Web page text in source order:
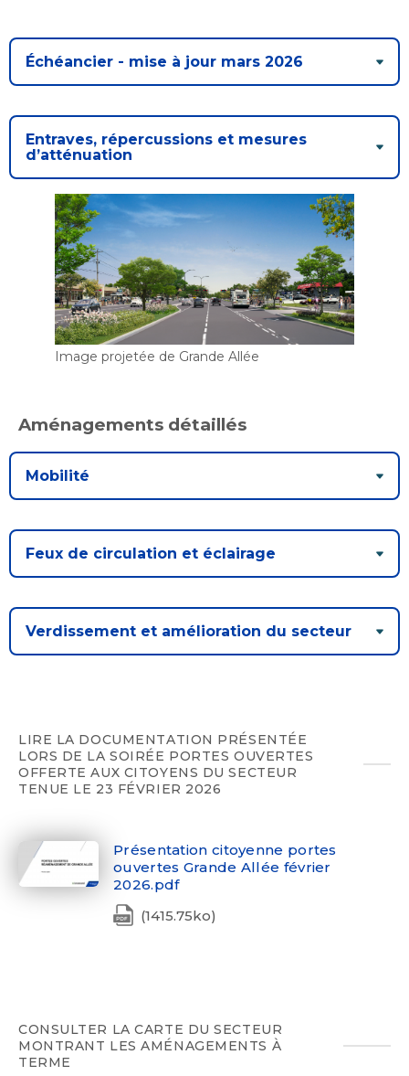
Échéancier - mise à jour mars 2026
Entraves, répercussions et mesures
d’atténuation
Image projetée de Grande Allée
Aménagements détaillés
Mobilité
Feux de circulation et éclairage
Verdissement et amélioration du secteur
LIRE LA DOCUMENTATION PRÉSENTÉE
LORS DE LA SOIRÉE PORTES OUVERTES
OFFERTE AUX CITOYENS DU SECTEUR
TENUE LE 23 FÉVRIER 2026
Présentation citoyenne portes
ouvertes Grande Allée février
2026.pdf
(1415.75ko)
CONSULTER LA CARTE DU SECTEUR
MONTRANT LES AMÉNAGEMENTS À
TERME